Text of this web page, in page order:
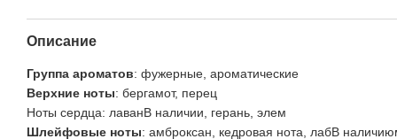
Описание
Группа ароматов: фужерные, ароматические
Верхние ноты: бергамот, перец
Ноты сердца: лаванВ наличии, герань, элем
Шлейфовые ноты: амброксан, кедровая нота, лабВ